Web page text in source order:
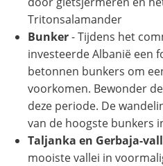
Tritonsalamander
Bunker- Tijdens het
investeerde Albanië een
betonnen bunkers om
voorkomen. Bewonder
deze periode. De
van de hoogste bunkers
Taljanka en Gerbaja-
mooiste vallei in